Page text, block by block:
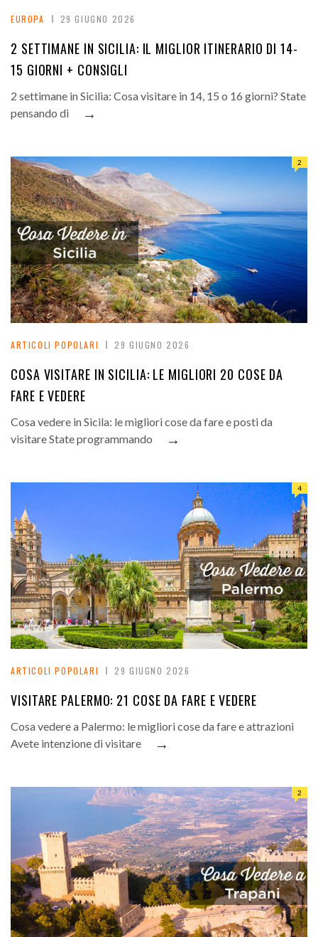
EUROPA 29 GIUGNO 2026
2 SETTIMANE IN SICILIA: IL MIGLIOR ITINERARIO DI 14-
15 GIORNI + CONSIGLI
2 settimane in Sicilia: Cosa visitare in 14, 15 o 16 giorni? State
pensando di
→
ARTICOLI POPOLARI 29 GIUGNO 2026
2
COSA VISITARE IN SICILIA: LE MIGLIORI 20 COSE DA
FARE E VEDERE
Cosa vedere in Sicila: le migliori cose da fare e posti da
visitare State programmando
→
ARTICOLI POPOLARI 29 GIUGNO 2026
4
VISITARE PALERMO: 21 COSE DA FARE E VEDERE
Cosa vedere a Palermo: le migliori cose da fare e attrazioni
Avete intenzione di visitare
→
2